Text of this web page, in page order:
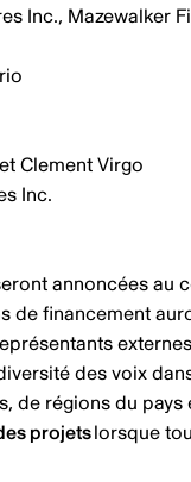
Inc.,
Clement Virgo
Inc.
annoncées
de financement
des voix
de régions du
projetslorsque